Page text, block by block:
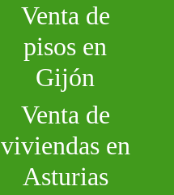
Venta de
pisos en
Gijón
Venta de
viviendas en
Asturias